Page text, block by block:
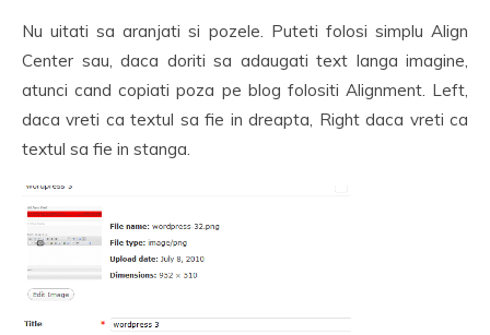
Nu uitati sa aranjati si pozele. Puteti folosi simplu Align
Center sau, daca doriti sa adaugati text langa imagine,
atunci cand copiati poza pe blog folositi Alignment. Left,
daca vreti ca textul sa fie in dreapta, Right daca vreti ca
textul sa fie in stanga.